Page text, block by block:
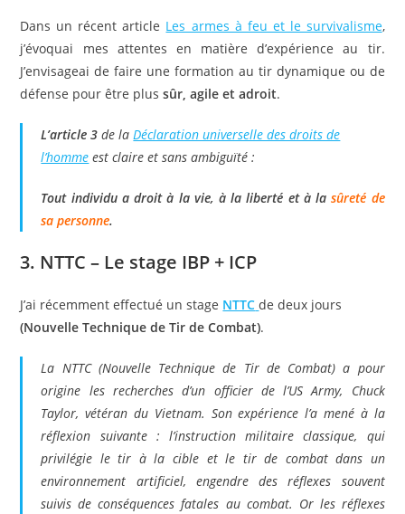
Dans un récent article Les armes à feu et le survivalisme,
j’évoquai mes attentes en matière d’expérience au tir.
J’envisageai de faire une formation au tir dynamique ou de
défense pour être plussûr, agile et adroit.
L’article 3 de laDéclaration universelle des droits de
l’homme est claire et sans ambiguïté :
Tout individu a droit à la vie, à la liberté et à lasûreté de
sa personne.
3. NTTC – Le stage IBP + ICP
J’ai récemment effectué un stage NTTC de deux jours
(Nouvelle Technique de Tir de Combat).
La NTTC (Nouvelle Technique de Tir de Combat) a pour
origine les recherches d’un officier de l’US Army, Chuck
Taylor, vétéran du Vietnam. Son expérience l’a mené à la
réflexion suivante : l’instruction militaire classique, qui
privilégie le tir à la cible et le tir de combat dans un
environnement artificiel, engendre des réflexes souvent
suivis de conséquences fatales au combat. Or les réflexes